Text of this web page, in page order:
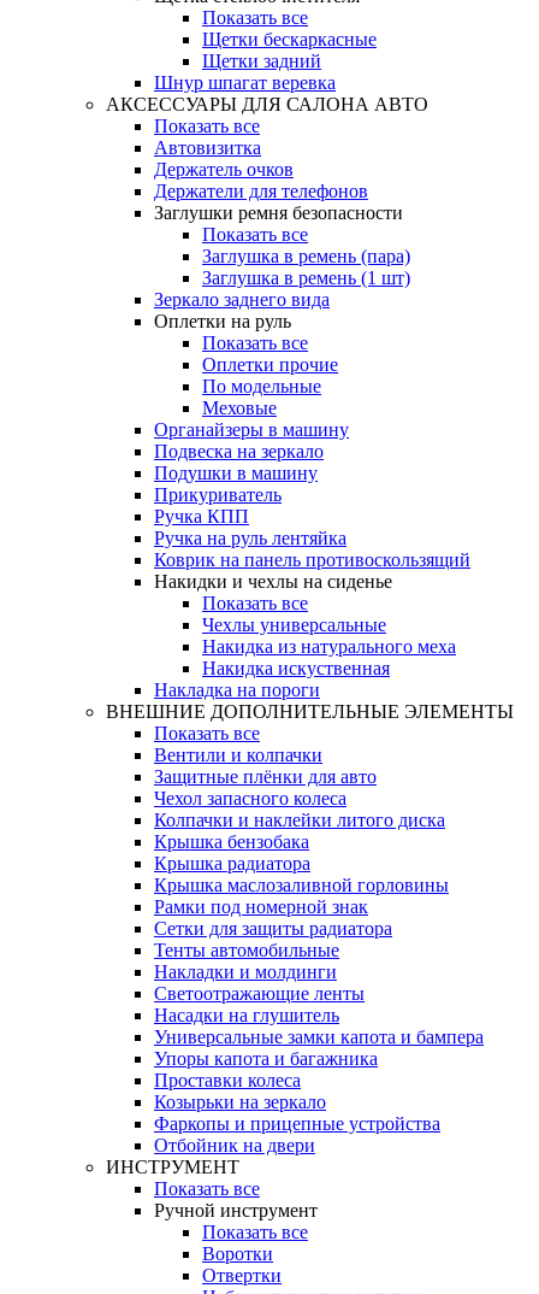
Показать все
Щетки бескаркасные
Щетки задний
Шнур шпагат веревка
АКСЕССУАРЫ ДЛЯ САЛОНА АВТО
Показать все
Автовизитка
Держатель очков
Держатели для телефонов
Заглушки ремня безопасности
Показать все
Заглушка в ремень (пара)
Заглушка в ремень (1 шт)
Зеркало заднего вида
Оплетки на руль
Показать все
Оплетки прочиe
По модельные
Меховые
Органайзеры в машину
Подвеска на зеркало
Подушки в машину
Прикуриватель
Ручка КПП
Ручка на руль лентяйка
Коврик на панель противоскользящий
Накидки и чехлы на сиденье
Показать все
Чехлы универсальные
Накидка из натурального меха
Накидка искуственная
Накладка на пороги
ВНЕШНИЕ ДОПОЛНИТЕЛЬНЫЕ ЭЛЕМЕНТЫ
Показать все
Вентили и колпачки
Защитные плёнки для авто
Чехол запасного колеса
Колпачки и наклейки литого диска
Крышка бензобака
Крышка радиатора
Крышка маслозаливной горловины
Рамки под номерной знак
Сетки для защиты радиатора
Тенты автомобильные
Накладки и молдинги
Светоотражающие ленты
Насадки на глушитель
Универсальные замки капота и бампера
Упоры капота и багажника
Проставки колеса
Козырьки на зеркало
Фаркопы и прицепные устройства
Отбойник на двери
ИНСТРУМЕНТ
Показать все
Ручной инструмент
Показать все
Воротки
Отвертки